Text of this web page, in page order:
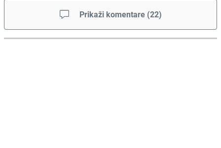
Prikaži komentare (22)